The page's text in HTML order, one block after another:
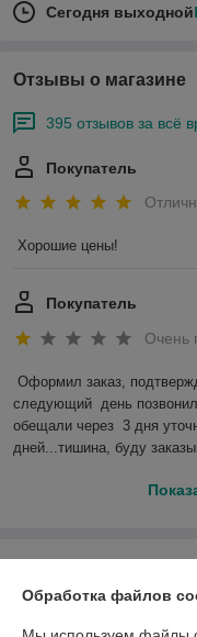
Сегодня выходной
Отзывы о магазине
395 отзывов за всё
Покупатель
Хорошие цены!
Покупатель
Очень
Оформил заказ,
следующий  день
обещали через  3 дня
дней...тишина, буду
О нас
Обработка файлов